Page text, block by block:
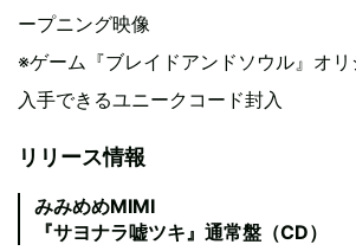
ープニング映像
※ゲーム『ブレイドアンドソウル』オ
入手できるユニークコード封入
リリース情報
みみめめMIMI
『サヨナラ嘘ツキ』通常盤（CD）